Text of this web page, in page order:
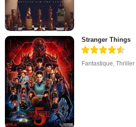
Stranger Things
Fantastique,Thriller